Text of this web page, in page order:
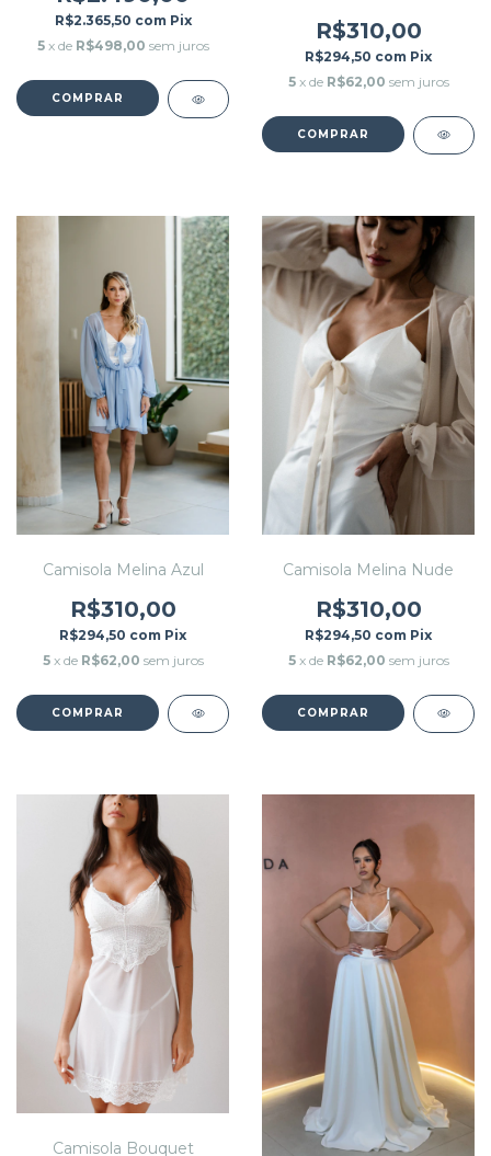
R$2.365,50 com Pix
5 x de R$498,00 sem juros
COMPRAR
R$310,00
R$294,50 com Pix
5 x de R$62,00 sem juros
COMPRAR
Camisola Melina Azul
R$310,00
R$294,50 com Pix
5 x de R$62,00 sem juros
COMPRAR
Camisola Melina Nude
R$310,00
R$294,50 com Pix
5 x de R$62,00 sem juros
COMPRAR
Camisola Bouquet